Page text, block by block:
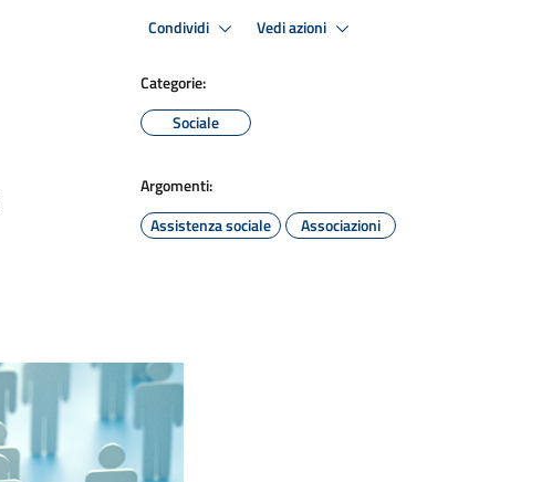
Condividi Vedi azioni
Categorie:
Sociale
Argomenti:
Assistenza sociale
Associazioni